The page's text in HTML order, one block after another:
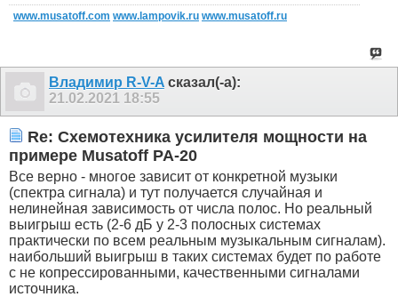
www.musatoff.com www.lampovik.ru www.musatoff.ru
Владимир R-V-A сказал(-а):
21.02.2021 18:55
Re: Схемотехника усилителя мощности на
примере Musatoff PA-20
Все верно - многое зависит от конкретной музыки
(спектра сигнала) и тут получается случайная и
нелинейная зависимость от числа полос. Но реальный
выигрыш есть (2-6 дБ у 2-3 полосных системах
практически по всем реальным музыкальным сигналам).
наибольший выигрыш в таких системах будет по работе
с не копрессированными, качественными сигналами
источника.